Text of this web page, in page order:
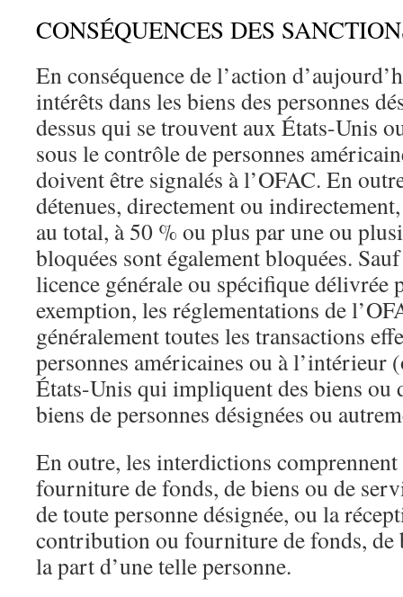
CONSÉQUENCES DES
En conséquence de l’action
intérêts dans les biens des personnes
dessus qui se trouvent aux États-Unis
sous le contrôle de personnes
doivent être signalés à l’OFAC. En
détenues, directement ou
au total, à 50 % ou plus par une ou
bloquées sont également bloquées.
licence générale ou spécifique délivrée
exemption, les réglementations de
généralement toutes les transactions
personnes américaines ou à l’intérieur
États-Unis qui impliquent des biens ou
biens de personnes désignées ou
En outre, les interdictions
fourniture de fonds, de biens ou de
de toute personne désignée, ou la
contribution ou fourniture de fonds, de
la part d’une telle personne.